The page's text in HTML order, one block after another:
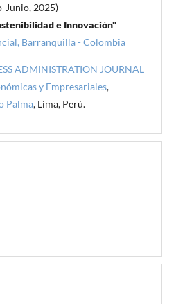
Junio, 2025)
e Innovación"
Barranquilla - Colombia
ADMINISTRATION JOURNAL
y Empresariales,
Palma, Lima, Perú.